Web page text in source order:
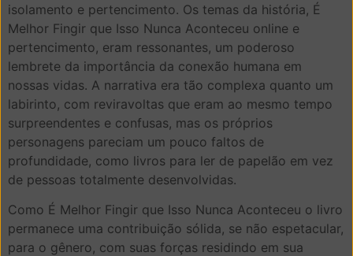
isolamento e pertencimento. Os temas da história, É
Melhor Fingir que Isso Nunca Aconteceu online e
pertencimento, eram ressonantes, um poderoso
lembrete da importância da conexão humana em
nossas vidas. A narrativa era tão complexa quanto um
labirinto, com reviravoltas que eram ao mesmo tempo
surpreendentes e confusas, mas os próprios
personagens pareciam um pouco faltos de
profundidade, como livros para ler de papelão em vez
de pessoas totalmente desenvolvidas.
Como É Melhor Fingir que Isso Nunca Aconteceu o livro
permanece uma contribuição sólida, se não espetacular,
para o gênero, com suas forças residindo em sua